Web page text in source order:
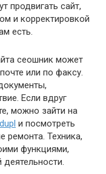
продвигать сайт,
и корректировкой
есть.
сеошник может
или по факсу.
Если вдруг
можно зайти на
и посмотреть
ремонта. Техника,
функциями,